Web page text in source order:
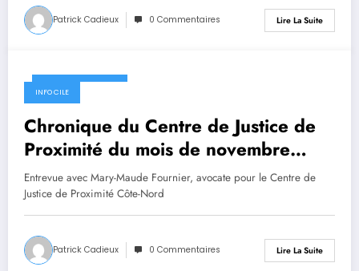
Patrick Cadieux 0 Commentaires Lire La Suite
10 novembre 2021
INFO CILE
Chronique du Centre de Justice de
Proximité du mois de novembre
2021
Entrevue avec Mary-Maude Fournier, avocate pour le Centre de
Justice de Proximité Côte-Nord
Patrick Cadieux 0 Commentaires Lire La Suite